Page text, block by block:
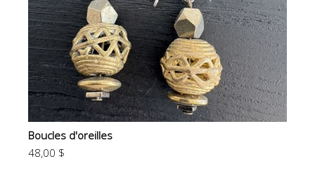
Boucles d'oreilles
48,00 $